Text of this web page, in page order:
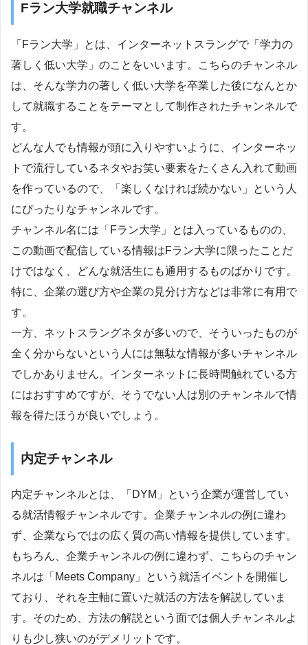
Fラン大学就職チャンネル
「Fラン大学」とは、インターネットスラングで「学力の
著しく低い大学」のことをいいます。こちらのチャンネル
は、そんな学力の著しく低い大学を卒業した後になんとか
して就職することをテーマとして制作されたチャンネルで
す。
どんな人でも情報が頭に入りやすいように、インターネッ
トで流行しているネタやお笑い要素をたくさん入れて動画
を作っているので、「楽しくなければ続かない」という人
にぴったりなチャンネルです。
チャンネル名には「Fラン大学」とは入っているものの、
この動画で配信している情報はFラン大学に限ったことだ
けではなく、どんな就活生にも通用するものばかりです。
特に、企業の選び方や企業の見分け方などは非常に有用で
す。
一方、ネットスラングネタが多いので、そういったものが
全く分からないという人には無駄な情報が多いチャンネル
でしかありません。インターネットに長時間触れている方
にはおすすめですが、そうでない人は別のチャンネルで情
報を得たほうが良いでしょう。
内定チャンネル
内定チャンネルとは、「DYM」という企業が運営してい
る就活情報チャンネルです。企業チャンネルの例に違わ
ず、企業ならではの広く質の高い情報を提供しています。
もちろん、企業チャンネルの例に違わず、こちらのチャン
ネルは「Meets Company」という就活イベントを開催し
ており、それを主軸に置いた就活の方法を解説していま
す。そのため、方法の解説という面では個人チャンネルよ
りも少し狭いのがデメリットです。